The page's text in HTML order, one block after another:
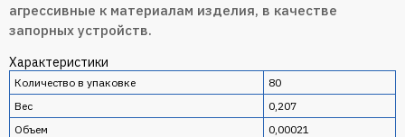
агрессивные к материалам изделия, в качестве
запорных устройств.
Характеристики
Количество в упаковке
80
Вес
0,207
Объем
0,00021